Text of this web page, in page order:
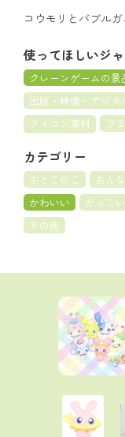
コウモリとバブル
使ってほしいジ
クレーンゲームの景
出版・映像・デジタ
アイコン素材
ブ
カテゴリー
おとこのこ おん
かわいい
かっこ
その他